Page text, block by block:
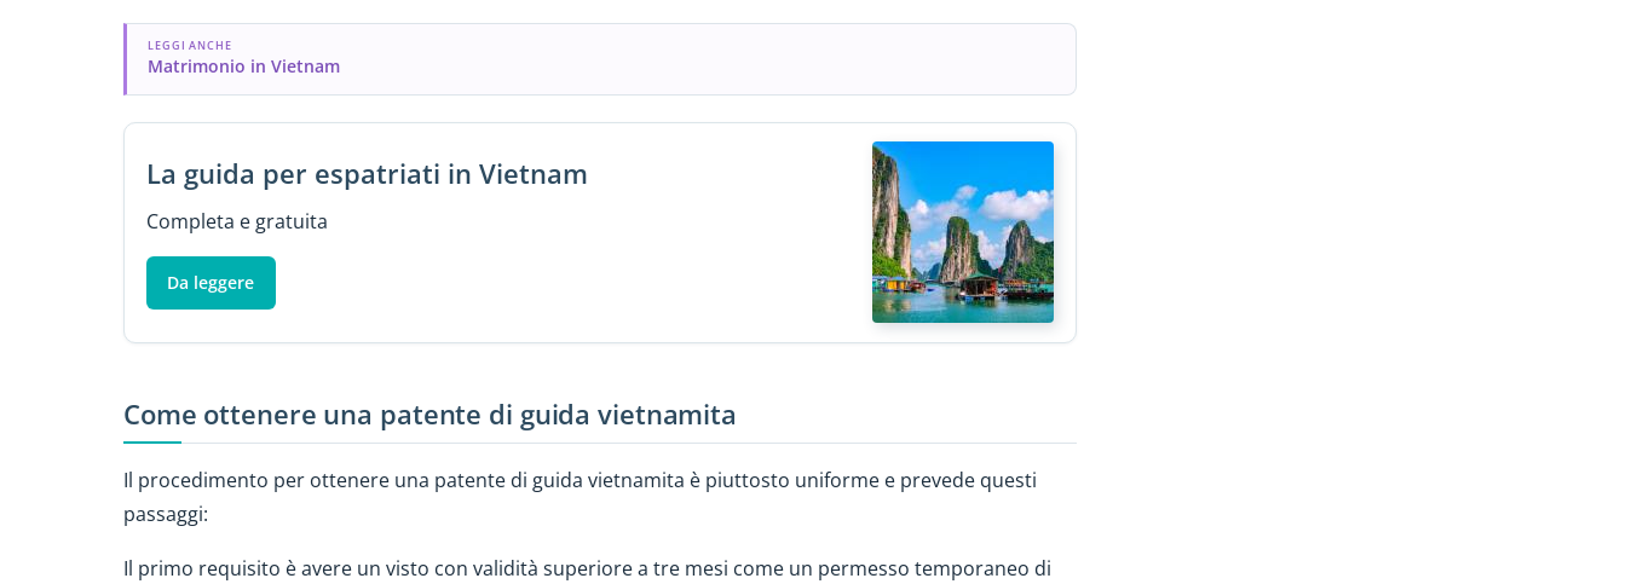
LEGGI ANCHE
Matrimonio in Vietnam
La guida per espatriati in Vietnam
Completa e gratuita
Da leggere
Come ottenere una patente di guida vietnamita
Il procedimento per ottenere una patente di guida vietnamita è piuttosto uniforme e prevede questi
passaggi:
Il primo requisito è avere un visto con validità superiore a tre mesi come un permesso temporaneo di